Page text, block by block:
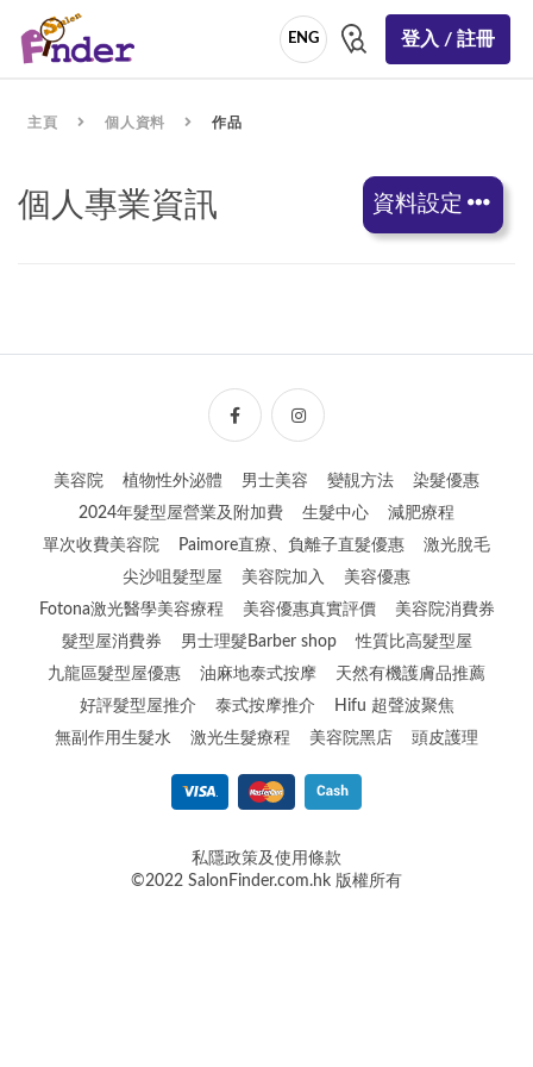
ENG 登入 / 註冊
主頁 個人資料 作品
個人專業資訊 資料設定
美容院 植物性外泌體 男士美容 變靚方法
染髮優惠
2024年髮型屋營業及附加費
生髮中心
減肥療程
單次收費美容院
Paimore直療、負離子直髮優惠
激光脫毛
尖沙咀髮型屋
美容院加入
美容優惠
Fotona激光醫學美容療程
美容優惠真實評價
美容院消費券
髮型屋消費券
男士理髮Barber shop
性質比高髮型屋
九龍區髮型屋優惠
油麻地泰式按摩
天然有機護膚品推薦
好評髮型屋推介
泰式按摩推介
Hifu 超聲波聚焦
無副作用生髮水
激光生髮療程 美容院黑店 頭皮護理
私隱政策及使用條款
©2022 SalonFinder.com.hk 版權所有